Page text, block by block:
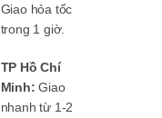
Giao hỏa tốc
trong 1 giờ.
TP Hồ Chí
Minh: Giao
nhanh từ 1-2